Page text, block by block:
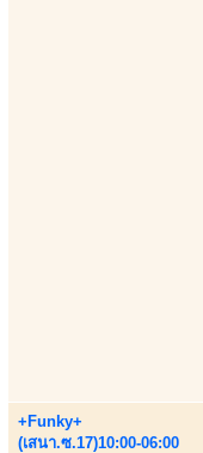
+Funky+
(เสนา.ซ.17)10:00-06:00